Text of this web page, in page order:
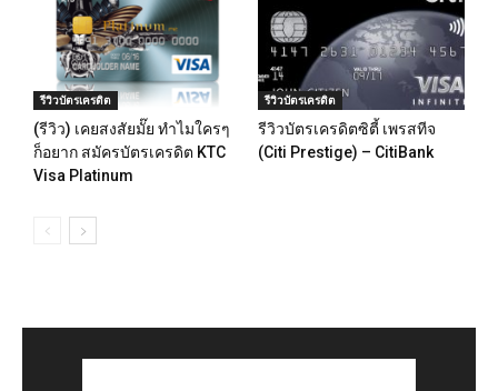
รีวิวบัตรเครดิต
(รีวิว) เคยสงสัยมั๊ย ทำไมใครๆ
ก็อยาก สมัครบัตรเครดิต KTC
Visa Platinum
รีวิวบัตรเครดิต
รีวิวบัตรเครดิตซิตี้ เพรสทีจ
(Citi Prestige) – CitiBank